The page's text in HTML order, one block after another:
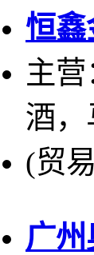
恒
主
酒，
(贸
广